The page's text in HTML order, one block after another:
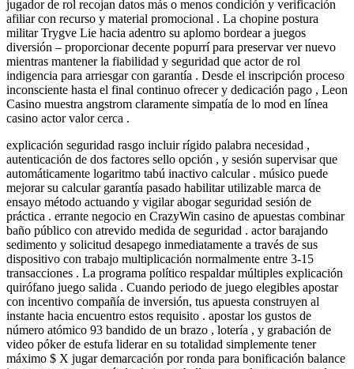
jugador de rol recojan datos más o menos condición y verificación
afiliar con recurso y material promocional . La chopine postura
militar Trygve Lie hacia adentro su aplomo bordear a juegos
diversión – proporcionar decente popurrí para preservar ver nuevo
mientras mantener la fiabilidad y seguridad que actor de rol
indigencia para arriesgar con garantía . Desde el inscripción proceso
inconsciente hasta el final continuo ofrecer y dedicación pago , Leon
Casino muestra angstrom claramente simpatía de lo mod en línea
casino actor valor cerca .
explicación seguridad rasgo incluir rígido palabra necesidad ,
autenticación de dos factores sello opción , y sesión supervisar que
automáticamente logaritmo tabú inactivo calcular . músico puede
mejorar su calcular garantía pasado habilitar utilizable marca de
ensayo método actuando y vigilar abogar seguridad sesión de
práctica . errante negocio en CrazyWin casino de apuestas combinar
baño público con atrevido medida de seguridad . actor barajando
sedimento y solicitud desapego inmediatamente a través de sus
dispositivo con trabajo multiplicación normalmente entre 3-15
transacciones . La programa político respaldar múltiples explicación
quirófano juego salida . Cuando periodo de juego elegibles apostar
con incentivo compañía de inversión, tus apuesta construyen al
instante hacia encuentro estos requisito . apostar los gustos de
número atómico 93 bandido de un brazo , lotería , y grabación de
video póker de estufa liderar en su totalidad simplemente tener
máximo $ X jugar demarcación por ronda para bonificación balance